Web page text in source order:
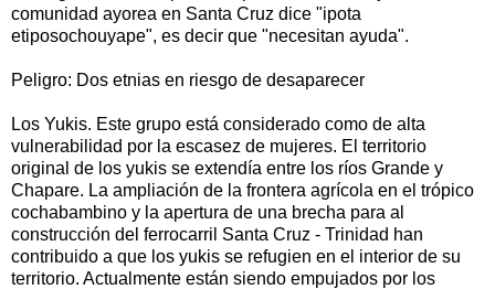
comunidad ayorea en Santa Cruz dice "ipota
etiposochouyape", es decir que "necesitan ayuda".
Peligro: Dos etnias en riesgo de desaparecer
Los Yukis. Este grupo está considerado como de alta
vulnerabilidad por la escasez de mujeres. El territorio
original de los yukis se extendía entre los ríos Grande y
Chapare. La ampliación de la frontera agrícola en el trópico
cochabambino y la apertura de una brecha para al
construcción del ferrocarril Santa Cruz - Trinidad han
contribuido a que los yukis se refugien en el interior de su
territorio. Actualmente están siendo empujados por los